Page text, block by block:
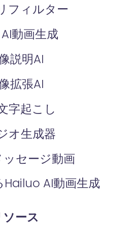
フィルター
動画生成
説明AI
拡張AI
字起こし
オ生成器
セージ動画
AI動画生成
ソース